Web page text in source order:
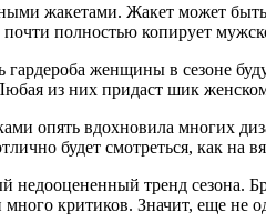
жакетами. Жакет может
полностью копирует
женщины в сезоне
из них придаст шик
опять вдохновила многих
будет смотреться, как на
тренд сезона.
критиков. Значит, еще не